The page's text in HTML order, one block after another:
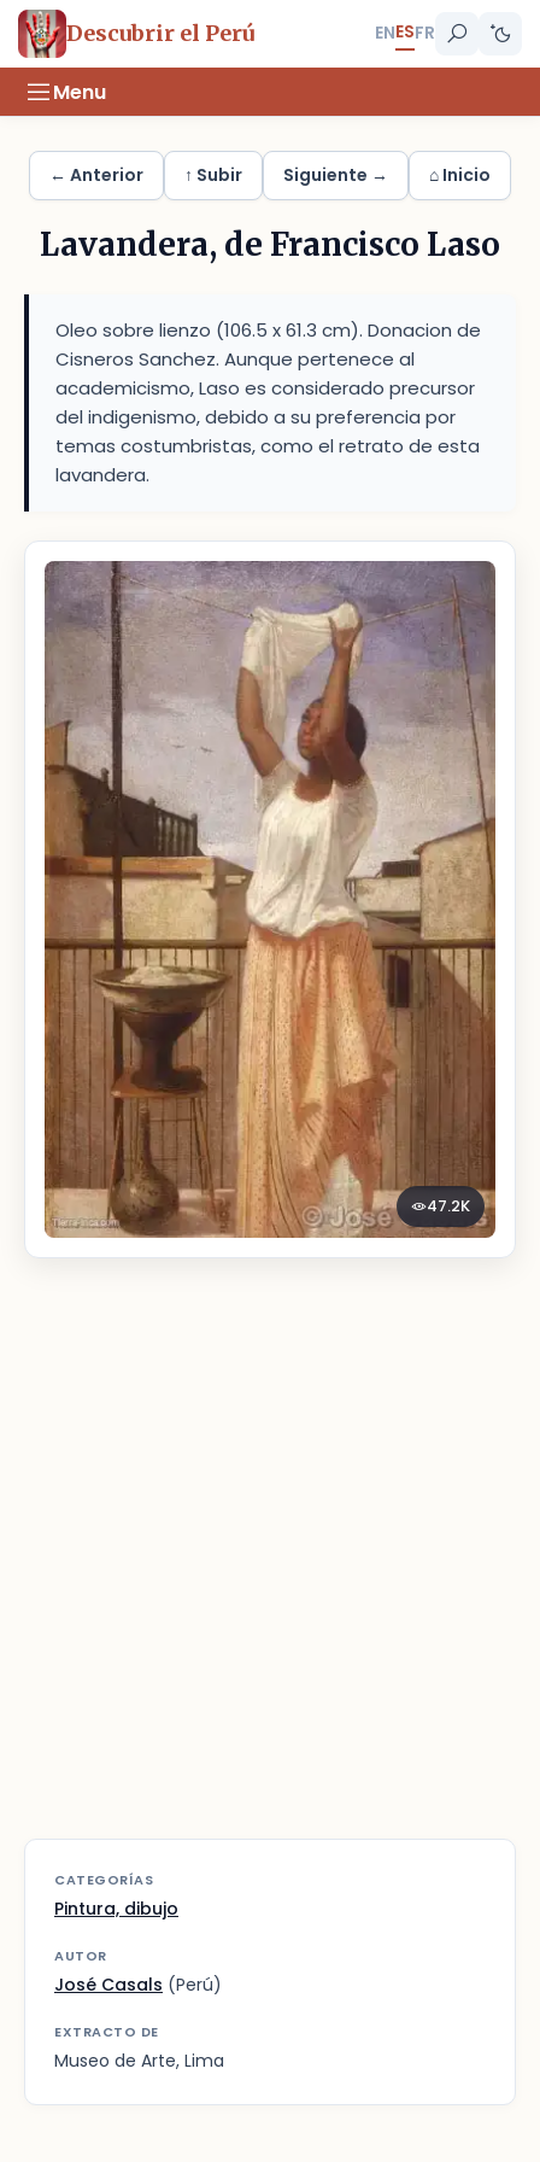
Descubrir el Perú ENESFR
Menu
← Anterior ↑ Subir Siguiente → ⌂ Inicio
Lavandera, de Francisco Laso
Oleo sobre lienzo (106.5 x 61.3 cm). Donacion de
Cisneros Sanchez. Aunque pertenece al
academicismo, Laso es considerado precursor
del indigenismo, debido a su preferencia por
temas costumbristas, como el retrato de esta
lavandera.
47.2K
CATEGORÍAS
Pintura, dibujo
AUTOR
José Casals (Perú)
EXTRACTO DE
Museo de Arte, Lima